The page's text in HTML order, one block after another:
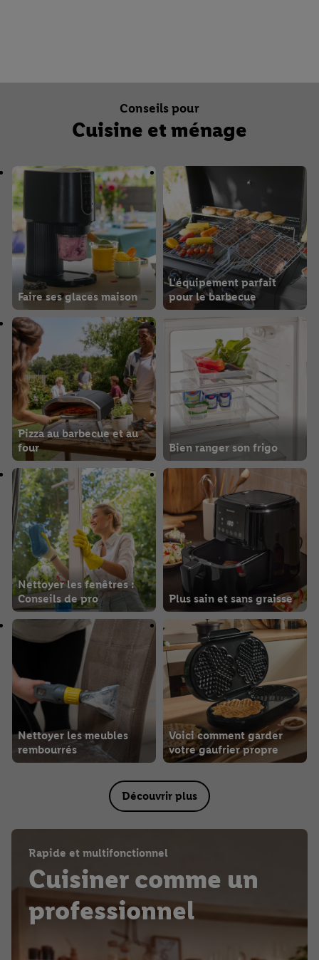
Conseils pour
Cuisine et ménage
Faire ses glaces maison
L'équipement parfait
pour le barbecue
Pizza au barbecue et au
four
Bien ranger son frigo
Nettoyer les fenêtres :
Conseils de pro
Plus sain et sans graisse
Nettoyer les meubles
rembourrés
Voici comment garder
votre gaufrier propre
Découvrir plus
Rapide et multifonctionnel
Cuisiner comme un
professionnel